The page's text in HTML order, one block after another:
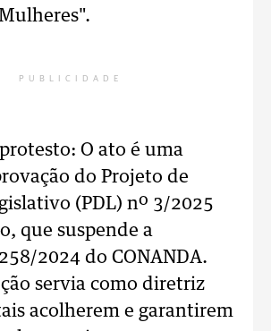
PUBLICIDADE
O ato é uma
do Projeto de
(PDL) nº 3/2025
que suspende a
2024 do CONANDA.
servia como diretriz
acolherem e garantirem